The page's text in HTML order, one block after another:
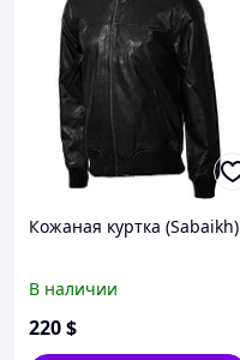
Кожаная куртка (Sabaikh)
В наличии
220$